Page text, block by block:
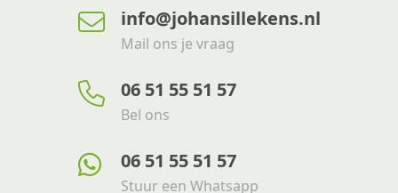
info@johansillekens.nl
Mail ons je vraag
06 51 55 51 57
Bel ons
06 51 55 51 57
Stuur een Whatsapp